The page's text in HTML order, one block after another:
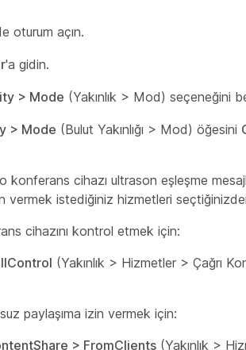
oturum açın.
'a gidin.
> Mode (Yakınlık > Mod) seçeneğini
> Mode (Bulut Yakınlığı > Mod) öğesini
cihazı ultrason eşleşme
vermek istediğiniz hizmetleri
cihazını kontrol etmek için:
(Yakınlık > Hizmetler > Çağrı
paylaşıma izin vermek için:
> FromClients (Yakınlık >